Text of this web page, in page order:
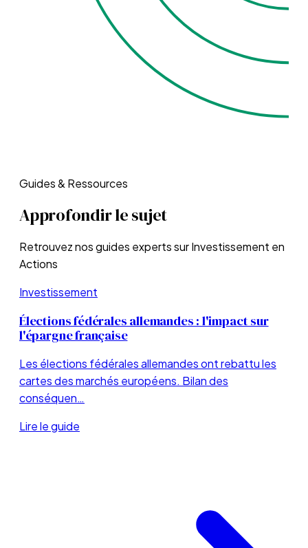
Guides & Ressources
Approfondir le sujet
Retrouvez nos guides experts surInvestissement en
Actions
Investissement
Élections fédérales allemandes : l'impact sur
l'épargne française
Les élections fédérales allemandes ont rebattu les
cartes des marchés européens. Bilan des
conséquen…
Lire le guide